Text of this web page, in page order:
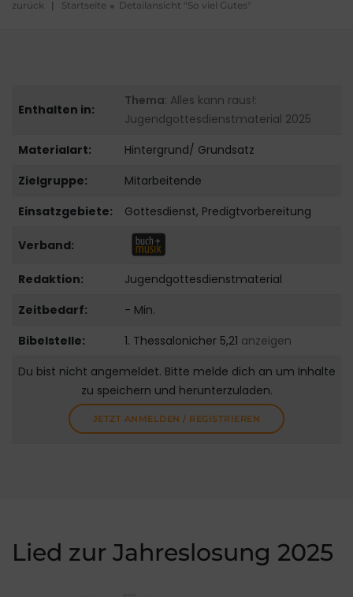
zurück | Startseite Detailansicht "So viel Gutes"
Enthalten in:
Thema: Alles kann raus!:
Jugendgottesdienstmaterial 2025
Materialart:
Hintergrund/ Grundsatz
Zielgruppe:
Mitarbeitende
Einsatzgebiete:
Gottesdienst, Predigtvorbereitung
Verband:
Redaktion:
Jugendgottesdienstmaterial
Zeitbedarf:
- Min.
Bibelstelle:
1. Thessalonicher 5,21 anzeigen
Du bist nicht angemeldet. Bitte melde dich an um Inhalte
zu speichern und herunterzuladen.
JETZT ANMELDEN / REGISTRIEREN
Lied zur Jahreslosung 2025